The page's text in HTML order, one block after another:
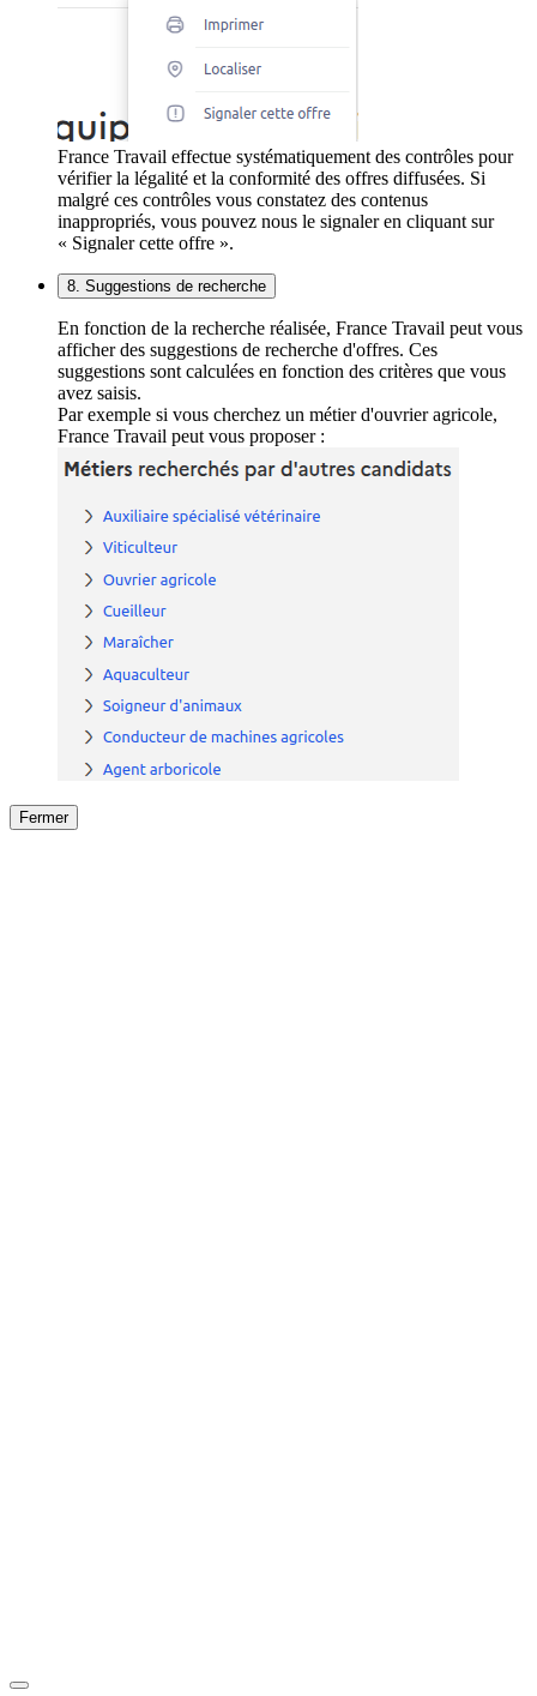
France Travail effectue systématiquement des contrôles pour
vérifier la légalité et la conformité des offres diffusées. Si
malgré ces contrôles vous constatez des contenus
inappropriés, vous pouvez nous le signaler en cliquant sur
« Signaler cette offre ».
8. Suggestions de recherche
En fonction de la recherche réalisée, France Travail peut vous
afficher des suggestions de recherche d'offres. Ces
suggestions sont calculées en fonction des critères que vous
avez saisis.
Par exemple si vous cherchez un métier d'ouvrier agricole,
France Travail peut vous proposer :
Fermer